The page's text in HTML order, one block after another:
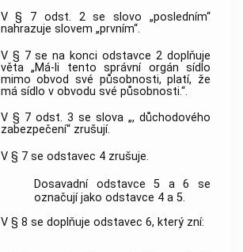
V § 7 odst. 2 se slovo „posledním“
nahrazuje slovem „prvním“.
V § 7 se na konci odstavce 2 doplňuje
věta „Má-li tento správní orgán sídlo
mimo obvod své působnosti, platí, že
má sídlo v obvodu své působnosti.“.
V § 7 odst. 3 se slova „, důchodového
zabezpečení“ zrušují.
V § 7 se odstavec 4 zrušuje.
Dosavadní odstavce 5 a 6 se
označují jako odstavce 4 a 5.
V § 8 se doplňuje odstavec 6, který zní: